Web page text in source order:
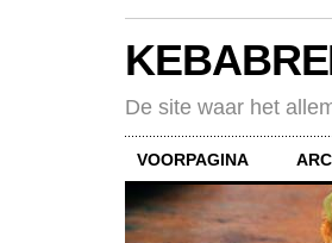
De site waar het
VOORPAGINA